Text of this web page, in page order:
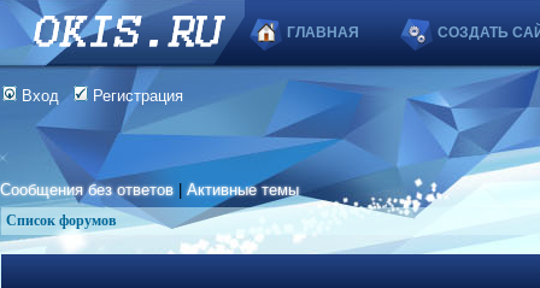
ГЛАВНАЯ СОЗДАТЬ
Вход Регистрация
Сообщения без ответов |Активные темы
Список форумов